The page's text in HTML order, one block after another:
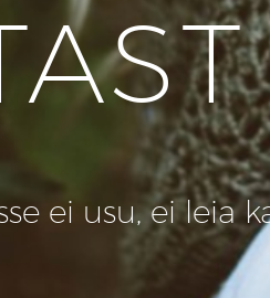
ei usu, ei leia